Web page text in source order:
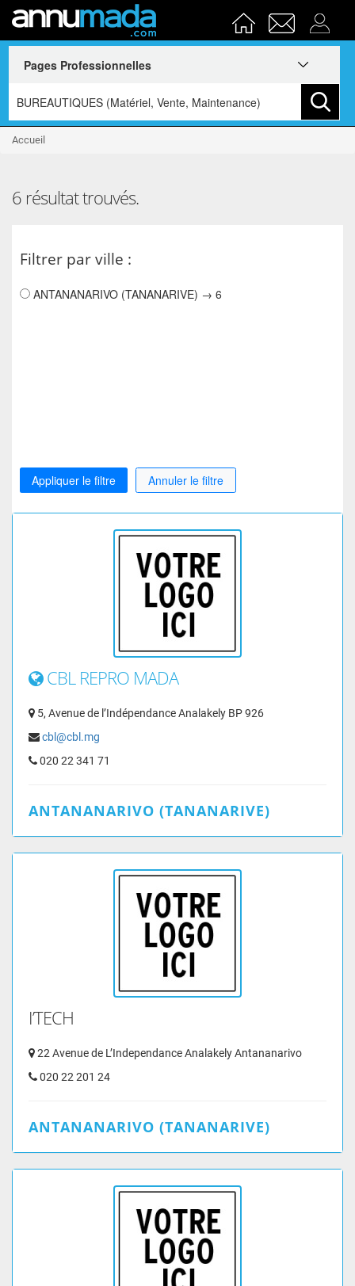
Accueil
6 résultat trouvés.
Filtrer par ville :
ANTANANARIVO (TANANARIVE) → 6
Appliquer le filtre Annuler le filtre
CBL REPRO MADA
5, Avenue de l’Indépendance Analakely BP 926
cbl@cbl.mg
020 22 341 71
ANTANANARIVO (TANANARIVE)
I’TECH
22 Avenue de L’Independance Analakely Antananarivo
020 22 201 24
ANTANANARIVO (TANANARIVE)